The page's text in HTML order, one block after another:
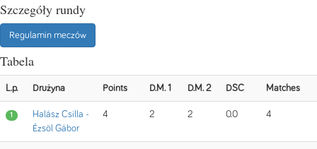
Szczegóły rundy
Regulamin meczów
Tabela
L.p. Drużyna Points D.M. 1 D.M. 2 DSC Matches
1
Halász Csilla -
Ézsöl Gábor
4 2 2 0.0 4